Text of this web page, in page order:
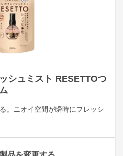
シュミスト RESETTOつ
。ニオイ空間が瞬時にフレッシ